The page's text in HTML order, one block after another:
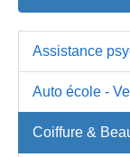
Assistance
Auto école -
Coiffure &